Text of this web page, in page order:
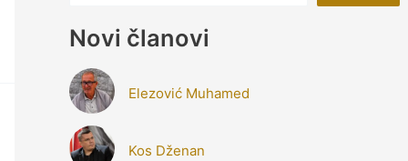
Novi članovi
Elezović Muhamed
Kos Dženan